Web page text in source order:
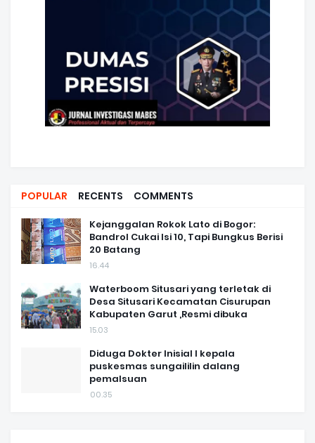
POPULAR RECENTS COMMENTS
Kejanggalan Rokok Lato di Bogor:
Bandrol Cukai Isi 10, Tapi Bungkus Berisi
20 Batang
16.44
Waterboom Situsari yang terletak di
Desa Situsari Kecamatan Cisurupan
Kabupaten Garut ,Resmi dibuka
15.03
Diduga Dokter Inisial I kepala
puskesmas sungaililin dalang
pemalsuan
00.35